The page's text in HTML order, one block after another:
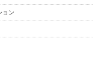
ョン